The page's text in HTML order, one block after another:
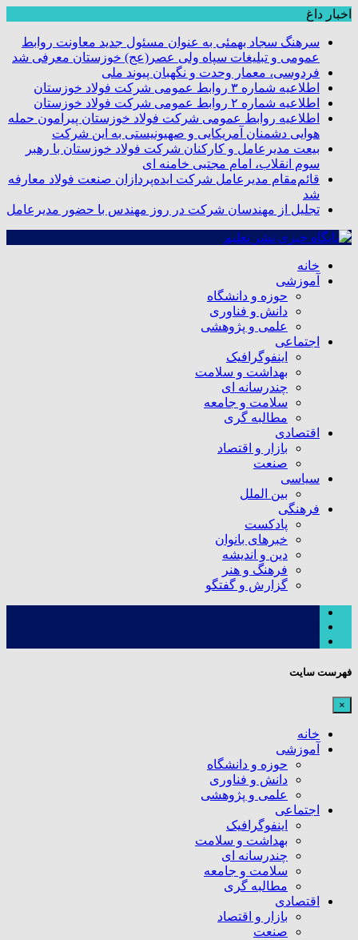
اخبار داغ
سرهنگ سجاد بهمئی به عنوان مسئول جدید معاونت روابط
عمومی و تبلیغات سپاه ولی عصر(عج) خوزستان معرفی شد
فردوسی، معمار وحدت و نگهبان پیوند ملی
اطلاعیه شماره ۳ روابط عمومی شرکت فولاد خوزستان
اطلاعیه شماره ۲ روابط عمومی شرکت فولاد خوزستان
اطلاعیه روابط عمومی شرکت فولاد خوزستان پیرامون حمله
هوایی دشمنان آمریکایی و صهیونیستی به این شرکت
بیعت مدیرعامل و کارکنان شرکت فولاد خوزستان با رهبر
سوم انقلاب، امام مجتبی خامنه ای
قائم‌مقام مدیرعامل شرکت ایده‌پردازان صنعت فولاد معارفه
شد
تجلیل از مهندسان شرکت در روز مهندس با حضور مدیرعامل
خانه
آموزشی
حوزه و دانشگاه
دانش و فناوری
علمی و پژوهشی
اجتماعی
اینفوگرافیک
بهداشت و سلامت
چندرسانه ای
سلامت و جامعه
مطالبه گری
اقتصادی
بازار و اقتصاد
صنعت
سیاسی
بین الملل
فرهنگی
پادکست
خبرهای بانوان
دین و اندیشه
فرهنگ و هنر
گزارش و گفتگو
فهرست سایت
×
خانه
آموزشی
حوزه و دانشگاه
دانش و فناوری
علمی و پژوهشی
اجتماعی
اینفوگرافیک
بهداشت و سلامت
چندرسانه ای
سلامت و جامعه
مطالبه گری
اقتصادی
بازار و اقتصاد
صنعت